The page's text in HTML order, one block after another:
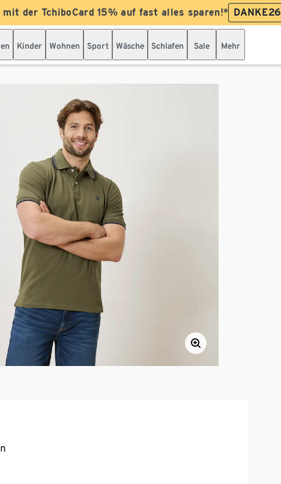
der TchiboCard 15% auf fast alles sparen!* DANKE26
Kinder Wohnen Sport Wäsche Schlafen Sale Mehr